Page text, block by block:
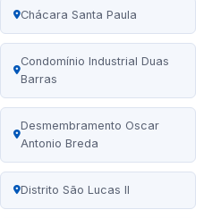
Chácara Santa Paula
Condomínio Industrial Duas
Barras
Desmembramento Oscar
Antonio Breda
Distrito São Lucas II